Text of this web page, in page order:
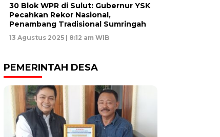
30 Blok WPR di Sulut: Gubernur YSK
Pecahkan Rekor Nasional,
Penambang Tradisional Sumringah
13 Agustus 2025 | 8:12 am WIB
PEMERINTAH DESA